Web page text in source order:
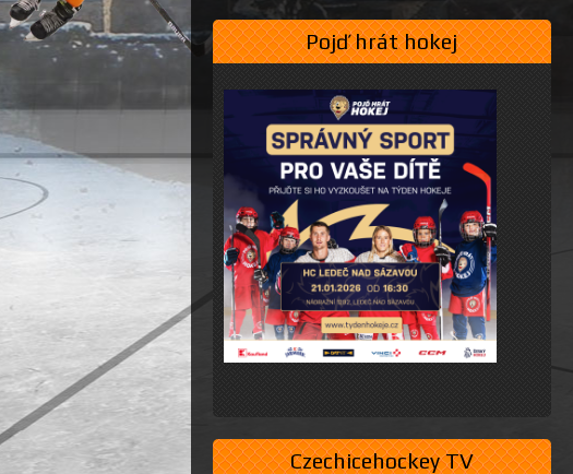
Pojď hrát hokej
Czechicehockey TV